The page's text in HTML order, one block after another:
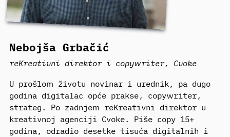
Nebojša Grbačić
reKreativni direktor i copywriter, Cvoke
U prošlom životu novinar i urednik, pa dugo
godina digitalac opće prakse, copywriter,
strateg. Po zadnjem reKreativni direktor u
kreativnoj agenciji Cvoke. Piše copy 15+
godina, odradio desetke tisuća digitalnih i